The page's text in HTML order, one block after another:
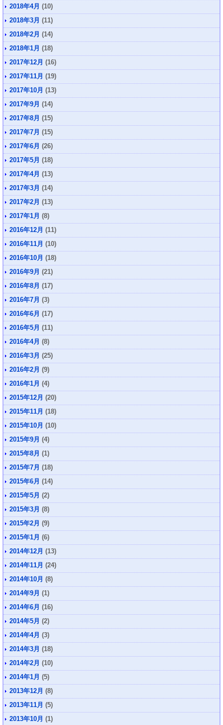
2018年4月 (10)
2018年3月 (11)
2018年2月 (14)
2018年1月 (18)
2017年12月 (16)
2017年11月 (19)
2017年10月 (13)
2017年9月 (14)
2017年8月 (15)
2017年7月 (15)
2017年6月 (26)
2017年5月 (18)
2017年4月 (13)
2017年3月 (14)
2017年2月 (13)
2017年1月 (8)
2016年12月 (11)
2016年11月 (10)
2016年10月 (18)
2016年9月 (21)
2016年8月 (17)
2016年7月 (3)
2016年6月 (17)
2016年5月 (11)
2016年4月 (8)
2016年3月 (25)
2016年2月 (9)
2016年1月 (4)
2015年12月 (20)
2015年11月 (18)
2015年10月 (10)
2015年9月 (4)
2015年8月 (1)
2015年7月 (18)
2015年6月 (14)
2015年5月 (2)
2015年3月 (8)
2015年2月 (9)
2015年1月 (6)
2014年12月 (13)
2014年11月 (24)
2014年10月 (8)
2014年9月 (1)
2014年6月 (16)
2014年5月 (2)
2014年4月 (3)
2014年3月 (18)
2014年2月 (10)
2014年1月 (5)
2013年12月 (8)
2013年11月 (5)
2013年10月 (1)